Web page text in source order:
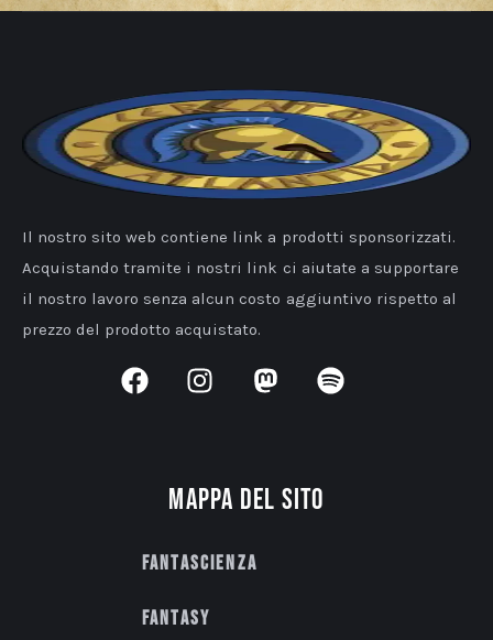
Il nostro sito web contiene link a prodotti sponsorizzati.
Acquistando tramite i nostri link ci aiutate a supportare
il nostro lavoro senza alcun costo aggiuntivo rispetto al
prezzo del prodotto acquistato.
Mappa del sito
Fantascienza
Fantasy